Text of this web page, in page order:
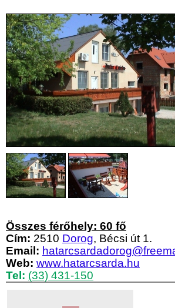
Összes férőhely: 60 fő
Cím: 2510 Dorog, Bécsi út 1.
Email:
Web: www.hatarcsarda.hu
Tel: (33) 431-150